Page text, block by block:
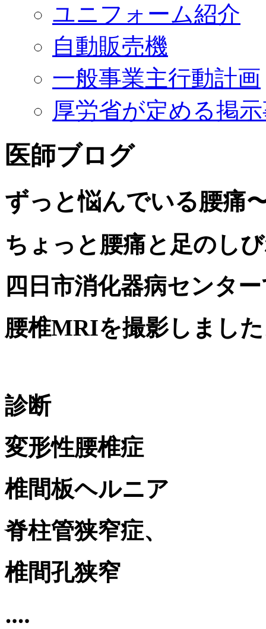
ユニフォーム紹介
自動販売機
一般事業主行動計画
厚労省が定める掲
医師ブログ
ずっと悩んでいる腰痛
ちょっと腰痛と足のし
四日市消化器病センタ
腰椎MRIを撮影しまし
診断
変形性腰椎症
椎間板ヘルニア
脊柱管狭窄症、
椎間孔狭窄
‥‥